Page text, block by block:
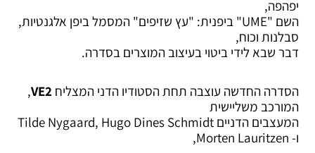
יפהפה,
השם "UME" ביפנית: "עץ שזיפים" המסמל ביפן אלגנטיות,
סבלנות וכוח,
דבר שבא לידי ביטוי בעיצוב המוצרים בסדרה.
הסדרה החדשה עוצבה תחת הסטודיו הדני המצליח VE2
,
המורכב משליישית
המעצבים הדניים Tilde Nygaard, Hugo Dines Schmidt
ו- Morten Lauritzen,